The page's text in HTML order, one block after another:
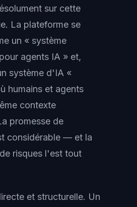
sur cette
La plateforme se
un « système
agents IA » et,
système d'IA «
humains et agents
contexte
promesse de
considérable — et la
risques l'est tout
et structurelle. Un